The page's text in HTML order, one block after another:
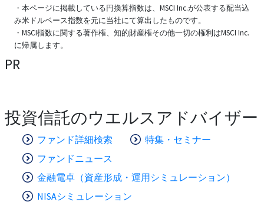
・本ページに掲載している円換算指数は、MSCI Inc.が公表する配当込
み米ドルベース指数を元に当社にて算出したものです。
・MSCI指数に関する著作権、知的財産権その他一切の権利はMSCI Inc.
に帰属します。
PR
投資信託のウエルスアドバイザー
ファンド詳細検索
特集・セミナー
ファンドニュース
金融電卓（資産形成・運用シミュレーション）
NISAシミュレーション